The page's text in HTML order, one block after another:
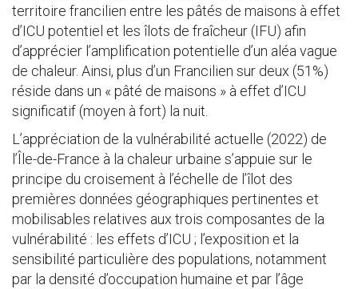
territoire francilien entre les pâtés de maisons à effet
d’ICU potentiel et les îlots de fraîcheur (IFU) afin
d’apprécier l’amplification potentielle d’un aléa vague
de chaleur. Ainsi, plus d’un Francilien sur deux (51%)
réside dans un « pâté de maisons » à effet d’ICU
significatif (moyen à fort) la nuit.
L’appréciation de la vulnérabilité actuelle (2022) de
l’Île-de-France à la chaleur urbaine s’appuie sur le
principe du croisement à l’échelle de l’îlot des
premières données géographiques pertinentes et
mobilisables relatives aux trois composantes de la
vulnérabilité : les effets d’ICU ; l’exposition et la
sensibilité particulière des populations, notamment
par la densité d’occupation humaine et par l’âge